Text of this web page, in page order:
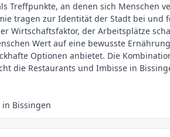
Treffpunkte, an denen sich Menschen
tragen zur Identität der Stadt bei
Wirtschaftsfaktor, der Arbeitsplätze
Wert auf eine bewusste
Optionen anbietet. Die
die Restaurants und Imbisse in